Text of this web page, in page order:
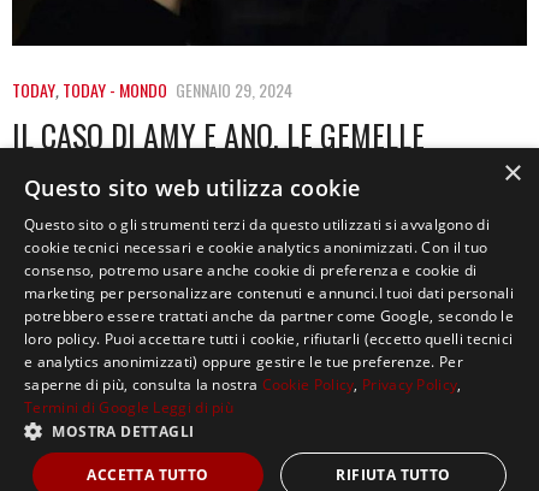
TODAY,TODAY - MONDO GENNAIO 29, 2024
IL CASO DI AMY E ANO, LE GEMELLE
VENDUTE ALLA NASCITA E RITROVATE SU
TIKTOK
La storia di Amy e Ano sembra la trama di un film: le
due sono…
Copyright ©2021, MASTERX Tutti i diritti riservati.
×
Questo sito web utilizza cookie
Questo sito o gli strumenti terzi da questo utilizzati si avvalgono di
cookie tecnici necessari e cookie analytics anonimizzati. Con il tuo
consenso, potremo usare anche cookie di preferenza e cookie di
marketing per personalizzare contenuti e annunci.I tuoi dati personali
potrebbero essere trattati anche da partner come Google, secondo le
loro policy. Puoi accettare tutti i cookie, rifiutarli (eccetto quelli tecnici
e analytics anonimizzati) oppure gestire le tue preferenze. Per
saperne di più, consulta la nostra Cookie Policy, Privacy Policy,
Termini di Google Leggi di più
MOSTRA DETTAGLI
ACCETTA TUTTO RIFIUTA TUTTO